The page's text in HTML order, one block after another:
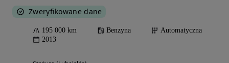
Zweryfikowane dane
195 000 km Benzyna
Automatyczna
2013